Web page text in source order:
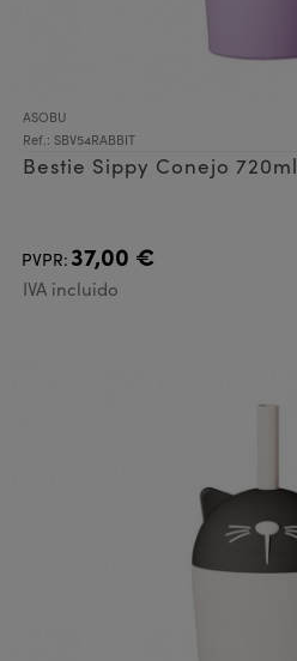
ASOBU
Ref.: SBV54RABBIT
Bestie Sippy Conejo 720ml
PVPR:37,00 €
IVA incluido